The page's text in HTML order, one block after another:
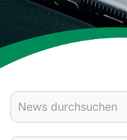
Aktuelles
Verbands-News
Termine